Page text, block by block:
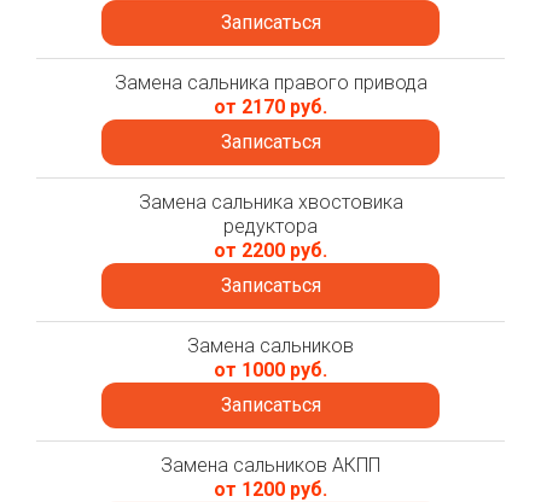
Записаться
Замена сальника правого привода
от 2170 руб.
Записаться
Замена сальника хвостовика
редуктора
от 2200 руб.
Записаться
Замена сальников
от 1000 руб.
Записаться
Замена сальников АКПП
от 1200 руб.